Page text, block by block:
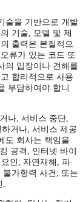
술을 기반으로 개발
기술, 모델 및 제
출력은 본질적으
류가 있는 코드 또
의 입장이나 견해를
합리적으로 사용
부담하여야 합니
나, 서비스 중단,
거나, 서비스 제공
도 회사는 책임을
공격, 인터넷 바이
인; 자연재해, 파
가항력 사건; 또는
.